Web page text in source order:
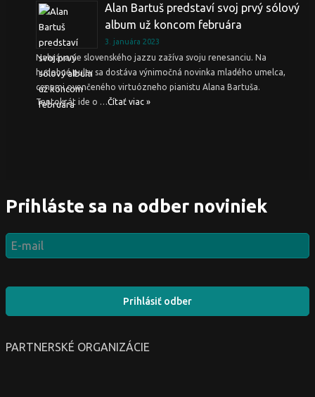
Alan Bartuš predstaví svoj prvý sólový
album už koncom februára
3. januára 2023
Nahrávanie slovenského jazzu zažíva svoju renesanciu. Na
hudobné pulty sa dostáva výnimočná novinka mladého umelca,
cenami ovenčeného virtuózneho pianistu Alana Bartuša.
Tentokrát ide o … Čítať viac »
Prihláste sa na odber noviniek
Prihlásiť odber
PARTNERSKÉ ORGANIZÁCIE